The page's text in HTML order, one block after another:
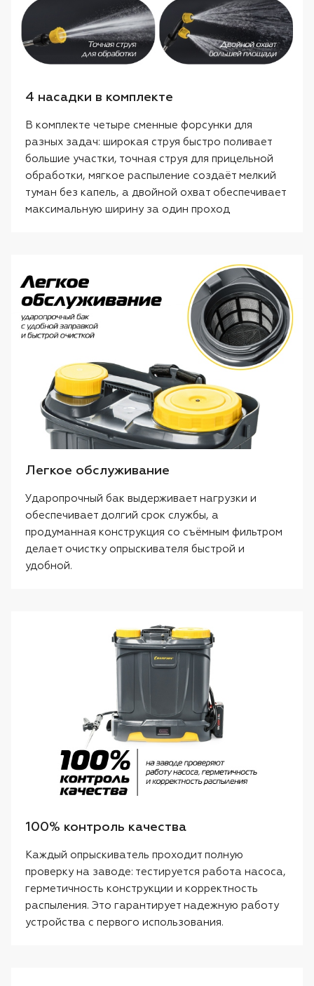
4 насадки в комплекте
В комплекте четыре сменные форсунки для
разных задач: широкая струя быстро поливает
большие участки, точная струя для прицельной
обработки, мягкое распыление создаёт мелкий
туман без капель, а двойной охват обеспечивает
максимальную ширину за один проход
Легкое обслуживание
Ударопрочный бак выдерживает нагрузки и
обеспечивает долгий срок службы, а
продуманная конструкция со съёмным фильтром
делает очистку опрыскивателя быстрой и
удобной.
100% контроль качества
Каждый опрыскиватель проходит полную
проверку на заводе: тестируется работа насоса,
герметичность конструкции и корректность
распыления. Это гарантирует надежную работу
устройства с первого использования.